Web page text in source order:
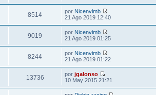
8514 por Nicenvimb
21 Ago 2019 12:40
9019 por Nicenvimb
21 Ago 2019 01:25
8244 por Nicenvimb
21 Ago 2019 01:22
13736 porjgalonso
10 May 2015 21:21